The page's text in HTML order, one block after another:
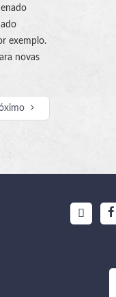
exemplo.
novas